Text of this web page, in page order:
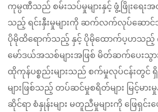
ကုမ္ပဏီသည် စမ်းသပ်မှုများနှင့် ဖွံ့ဖြိုးရေးအ
သည့် ရင်းနှီးမှုများကို ဆက်လက်လုပ်ဆောင်သွ
ပိုမိုထိရောက်သည့် နှင့် ပိုမိုထောက်ပ့ဟသည့် ကု
မော်ဒယ်အသစ်များအဖြစ် မိတ်ဆက်ပေးသွ
ထိုကုန်ပစ္စည်းများသည် စက်မှုလုပ်ငန်းတွ
များဖြစ်သည့် တပ်ဆင်မှုစရိတ်များ မြင့်မား
ဆိုင်ရာ စံနှုန်းများ မတူညီမှုများကို ဖြေရှင်